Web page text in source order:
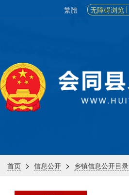
繁體 无障碍浏览
首页 > 信息公开 > 乡镇信息公开目录